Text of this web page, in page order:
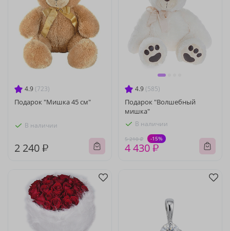
4.9 (723)
Подарок "Мишка 45 см"
В наличии
2 240 ₽
4.9 (585)
Подарок "Волшебный
мишка"
В наличии
5 210 ₽ -15%
4 430 ₽